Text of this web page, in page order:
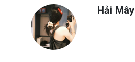
Hải Mây